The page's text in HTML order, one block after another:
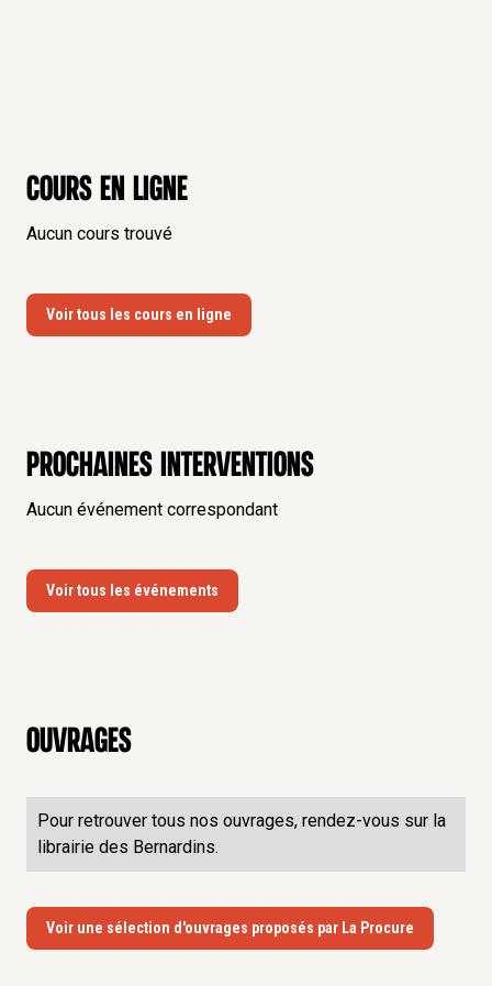
Cours en ligne
Aucun cours trouvé
Voir tous les cours en ligne
Prochaines interventions
Aucun événement correspondant
Voir tous les événements
Ouvrages
Pour retrouver tous nos ouvrages, rendez-vous sur la
librairie des Bernardins.
Voir une sélection d'ouvrages proposés par La Procure